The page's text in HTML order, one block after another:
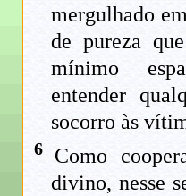
mergulhado
de pureza
mínimo
entender
socorro às
6
Como
divino, nesse